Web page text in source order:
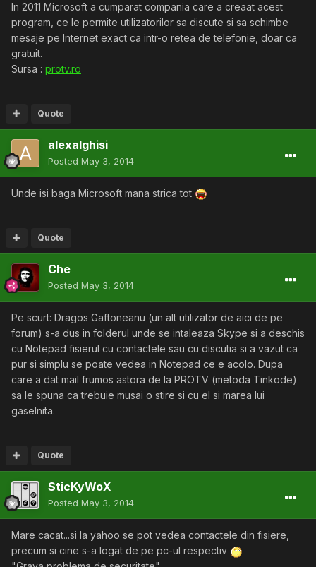
In 2011 Microsoft a cumparat compania care a creaat acest
program, ce le permite utilizatorilor sa discute si sa schimbe
mesaje pe Internet exact ca intr-o retea de telefonie, doar ca
gratuit.
Sursa : protv.ro
Quote
alexalghisi
Posted May 3, 2014
Unde isi baga Microsoft mana strica tot
Quote
Che
Posted May 3, 2014
Pe scurt: Dragos Gaftoneanu (un alt utilizator de aici de pe
forum) s-a dus in folderul unde se intaleaza Skype si a deschis
cu Notepad fisierul cu contactele sau cu discutia si a vazut ca
pur si simplu se poate vedea in Notepad ce e acolo. Dupa
care a dat mail frumos astora de la PROTV (metoda Tinkode)
sa le spuna ca trebuie musai o stire si cu el si marea lui
gaselnita.
Quote
SticKyWoX
Posted May 3, 2014
Mare cacat...si la yahoo se pot vedea contactele din fisiere,
precum si cine s-a logat de pe pc-ul respectiv